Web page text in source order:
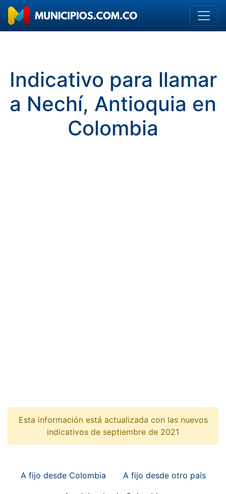
Indicativo para llamar
a Nechí, Antioquia en
Colombia
Esta información está actualizada con las nuevos
indicativos de septiembre de 2021
A fijo desde Colombia A fijo desde otro país